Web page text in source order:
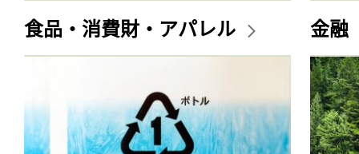
食品・消費財・アパレル 金融